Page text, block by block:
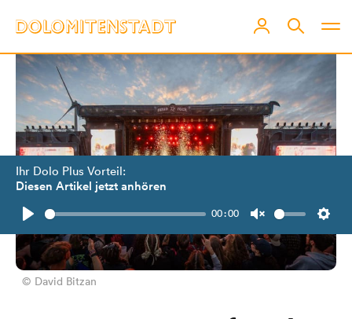
Ihr Dolo Plus Vorteil:
Diesen Artikel jetzt anhören
Play
00:00
Unmute
© David Bitzan